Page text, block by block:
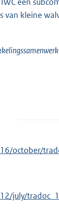
een
van kleine
october/
july/